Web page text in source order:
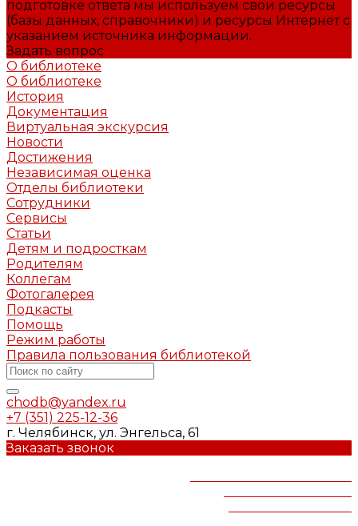
подготовке ответа мы используем свои ресурсы
(базы данных, справочники) и ресурсы Интернет с
указанием источника информации.
Задать вопрос
О библиотеке
О библиотеке
История
Документация
Виртуальная экскурсия
Новости
Достижения
Независимая оценка
Отделы библиотеки
Сотрудники
Сервисы
Статьи
Детям и подросткам
Родителям
Коллегам
Фотогалерея
Подкасты
Помощь
Режим работы
Правила пользования библиотекой
chodb@yandex.ru
+7 (351) 225-12-36
г. Челябинск, ул. Энгельса, 61
Заказать звонок